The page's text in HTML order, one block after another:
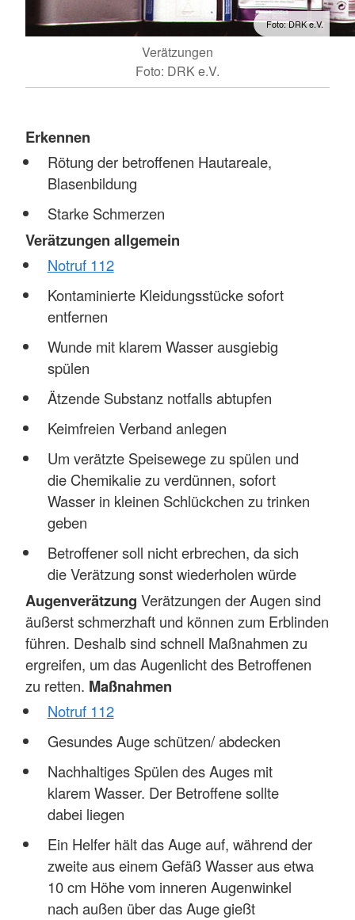
Foto: DRK e.V.
Verätzungen
Foto: DRK e.V.
Erkennen
Rötung der betroffenen Hautareale,
Blasenbildung
Starke Schmerzen
Verätzungen allgemein
Notruf 112
Kontaminierte Kleidungsstücke sofort
entfernen
Wunde mit klarem Wasser ausgiebig
spülen
Ätzende Substanz notfalls abtupfen
Keimfreien Verband anlegen
Um verätzte Speisewege zu spülen und
die Chemikalie zu verdünnen, sofort
Wasser in kleinen Schlückchen zu trinken
geben
Betroffener soll nicht erbrechen, da sich
die Verätzung sonst wiederholen würde
Augenverätzung Verätzungen der Augen sind
äußerst schmerzhaft und können zum Erblinden
führen. Deshalb sind schnell Maßnahmen zu
ergreifen, um das Augenlicht des Betroffenen
zu retten. Maßnahmen
Notruf 112
Gesundes Auge schützen/ abdecken
Nachhaltiges Spülen des Auges mit
klarem Wasser. Der Betroffene sollte
dabei liegen
Ein Helfer hält das Auge auf, während der
zweite aus einem Gefäß Wasser aus etwa
10 cm Höhe vom inneren Augenwinkel
nach außen über das Auge gießt